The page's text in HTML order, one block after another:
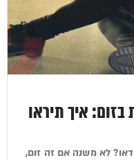
איך תיראו
לא משנה אם זה זום,